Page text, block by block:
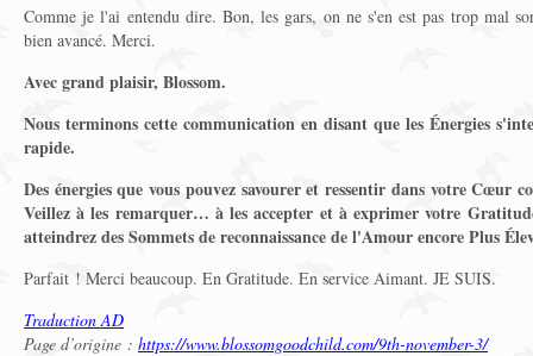
Comme je l'ai entendu dire. Bon, les gars, on ne s'en est pas trop mal
bien avancé. Merci.
Avec grand plaisir, Blossom.
Nous terminons cette communication en disant que les Énergies
rapide.
Des énergies que vous pouvez savourer et ressentir dans votre Cœur
Veillez à les remarquer… à les accepter et à exprimer votre
atteindrez des Sommets de reconnaissance de l'Amour encore Plus
Parfait ! Merci beaucoup. En Gratitude. En service Aimant. JE SUIS.
Traduction AD
Page d’origine : https://www.blossomgoodchild.com/9th-november-3/